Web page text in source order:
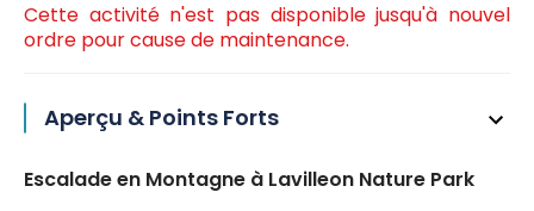
Cette activité n'est pas disponible jusqu'à nouvel
ordre pour cause de maintenance.
Aperçu & Points Forts
Escalade en Montagne à Lavilleon Nature Park